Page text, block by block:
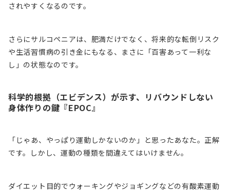
されやすくなるのです。
さらにサルコペニアは、肥満だけでなく、将来的な転倒リスク
や生活習慣病の引き金にもなる、まさに「百害あって一利な
し」の状態なのです。
科学的根拠（エビデンス）が示す、リバウンドしない
身体作りの鍵『EPOC』
「じゃあ、やっぱり運動しかないのか」と思ったあなた。正解
です。しかし、運動の種類を間違えてはいけません。
ダイエット目的でウォーキングやジョギングなどの有酸素運動